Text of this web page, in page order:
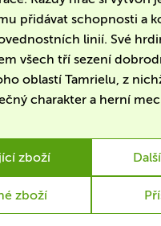
přidávat schopnosti a
linií. Své
všech tří sezení
oblastí Tamrielu, z
charakter a herní
zboží
zboží